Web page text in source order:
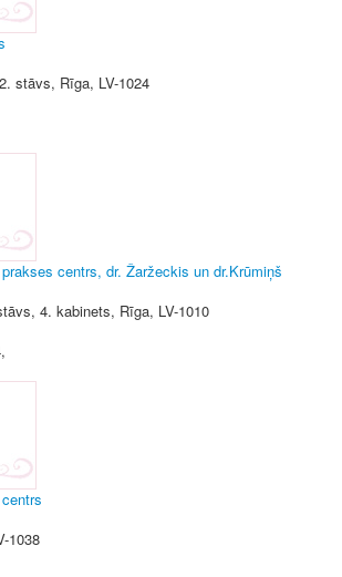
stāvs, Rīga, LV-1024
centrs, dr. Žaržeckis un dr.Krūmiņš
4. kabinets, Rīga, LV-1010
1038